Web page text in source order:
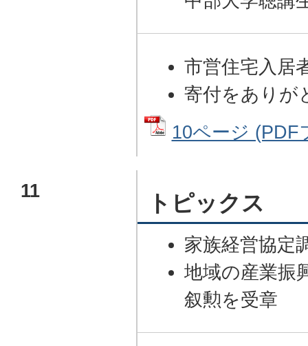
市営住宅入居
寄付をありが
10ページ (PDF
11 トピックス
家族経営協定
地域の産業振
叙勲を受章